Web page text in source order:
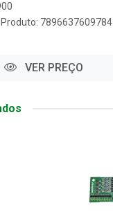
7896637609784
VER PREÇO